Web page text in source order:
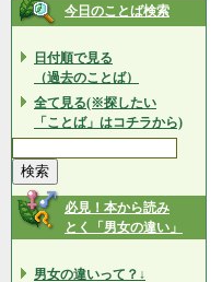
今日のことば検索
日付順で見る
（過去のことば）
全て見る(※探したい
「ことば」はコチラから)
必見！本から読み
とく「男女の違い」
男女の違いって？↓